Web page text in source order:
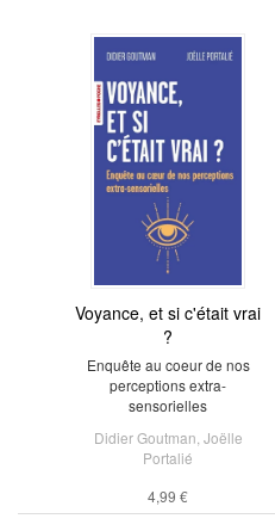
Voyance, et si c'était vrai
?
Enquête au coeur de nos
perceptions extra-
sensorielles
Didier Goutman Joëlle
Portalié
4,99 €